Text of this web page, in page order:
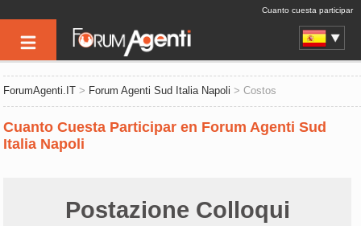
Cuanto cuesta participar
ForumAgenti.IT > Forum Agenti Sud Italia Napoli > Costos
Cuanto Cuesta Participar en Forum Agenti Sud
Italia Napoli
Postazione Colloqui